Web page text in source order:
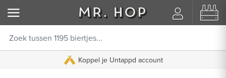
Koppel je Untappd account